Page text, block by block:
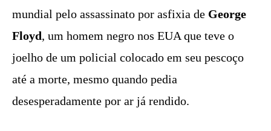
mundial pelo assassinato por asfixia de George
Floyd, um homem negro nos EUA que teve o
joelho de um policial colocado em seu pescoço
até a morte, mesmo quando pedia
desesperadamente por ar já rendido.